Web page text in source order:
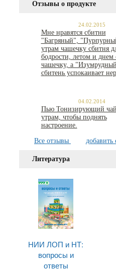
Отзывы о продукте
24.02.2015
Мне нравятся сбитни
"Багряный",
утрам чашечку сбитня
бодрости, летом и днем
чашечку, а
сбитень успокаивает
04.02.2014
Пью Тонизирующий
утрам, чтобы поднять
настроение.
Все отзывы добавить
Литература
НИИ ЛОП и НТ:
вопросы и
ответы